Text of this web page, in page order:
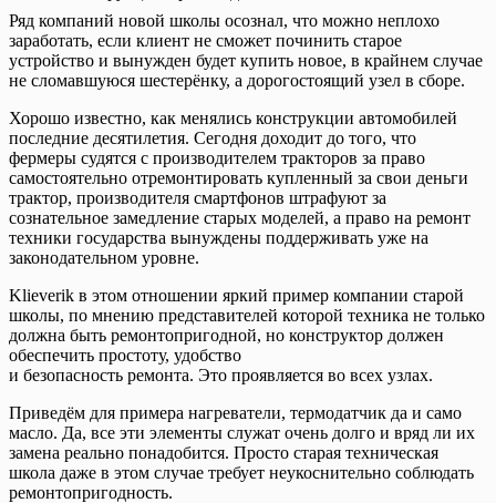
Ряд компаний новой школы осознал, что можно неплохо
заработать, если клиент не сможет починить старое
устройство и вынужден будет купить новое, в крайнем случае
не сломавшуюся шестерёнку, а дорогостоящий узел в сборе.
Хорошо известно, как менялись конструкции автомобилей
последние десятилетия. Сегодня доходит до того, что
фермеры судятся с производителем тракторов за право
самостоятельно отремонтировать купленный за свои деньги
трактор, производителя смартфонов штрафуют за
сознательное замедление старых моделей, а право на ремонт
техники государства вынуждены поддерживать уже на
законодательном уровне.
Klieverik в этом отношении яркий пример компании старой
школы, по мнению представителей которой техника не только
должна быть ремонтопригодной, но конструктор должен
обеспечить простоту, удобство
и безопасность ремонта. Это проявляется во всех узлах.
Приведём для примера нагреватели, термодатчик да и само
масло. Да, все эти элементы служат очень долго и вряд ли их
замена реально понадобится. Просто старая техническая
школа даже в этом случае требует неукоснительно соблюдать
ремонтопригодность.